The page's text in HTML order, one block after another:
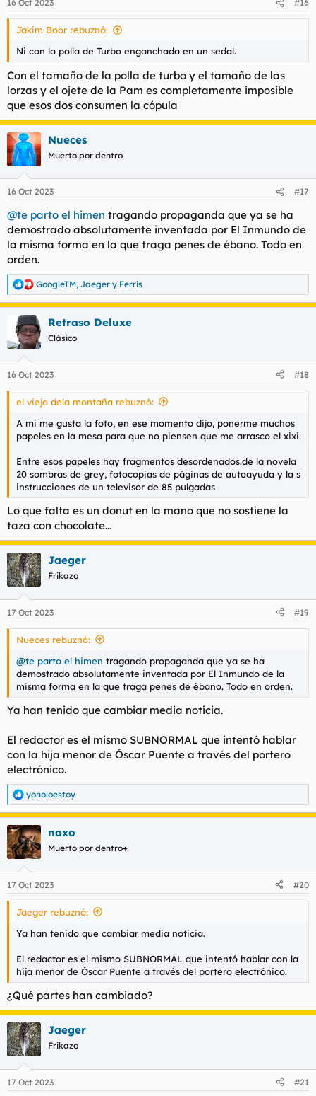
16 Oct 2023 #16
Jakim Boor rebuznó:
Ni con la polla de Turbo enganchada en un sedal.
Con el tamaño de la polla de turbo y el tamaño de las
lorzas y el ojete de la Pam es completamente imposible
que esos dos consumen la cópula
Nueces
Muerto por dentro
16 Oct 2023 #17
@te parto el himen tragando propaganda que ya se ha
demostrado absolutamente inventada por El Inmundo de
la misma forma en la que traga penes de ébano. Todo en
orden.
R
e
a
c
i
e
s
GoogleTM, Jaeger y Ferris
Retraso Deluxe
Clásico
16 Oct 2023 #18
el viejo dela montaña rebuznó:
A mi me gusta la foto, en ese momento dijo, ponerme muchos
papeles en la mesa para que no piensen que me arrasco el xixi.
Entre esos papeles hay fragmentos desordenados.de la novela
20 sombras de grey, fotocopias de páginas de autoayuda y la s
instrucciones de un televisor de 85 pulgadas
Lo que falta es un donut en la mano que no sostiene la
taza con chocolate...
Jaeger
Frikazo
17 Oct 2023 #19
Nueces rebuznó:
@te parto el himen tragando propaganda que ya se ha
demostrado absolutamente inventada por El Inmundo de la
misma forma en la que traga penes de ébano. Todo en orden.
Ya han tenido que cambiar media noticia.
El redactor es el mismo SUBNORMAL que intentó hablar
con la hija menor de Óscar Puente a través del portero
electrónico.
R
e
a
c
c
i
e
s
yonoloestoy
naxo
Muerto por dentro+
17 Oct 2023 #20
Jaeger rebuznó:
Ya han tenido que cambiar media noticia.
El redactor es el mismo SUBNORMAL que intentó hablar con la
hija menor de Óscar Puente a través del portero electrónico.
¿Qué partes han cambiado?
Jaeger
Frikazo
17 Oct 2023 #21